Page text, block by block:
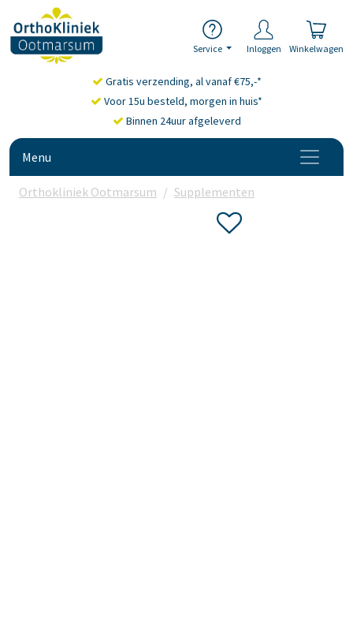
Service Inloggen Winkelwagen
Gratis verzending, al vanaf €75,-*
Voor 15u besteld, morgen in huis*
Binnen 24uur afgeleverd
Menu
Orthokliniek Ootmarsum Supplementen